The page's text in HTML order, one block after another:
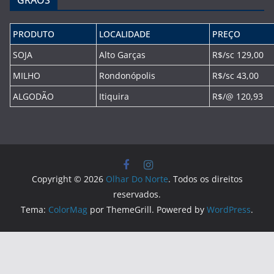
PRODUTO LOCALIDADE
PREÇO
SOJA
Alto Garças
R$/sc 129,00
MILHO
Rondonópolis
R$/sc 43,00
ALGODÃO
Itiquira R$/@ 120,93
Copyright © 2026 Olhar Do Norte. Todos os direitos
reservados.
Tema: ColorMag por ThemeGrill. Powered by WordPress.